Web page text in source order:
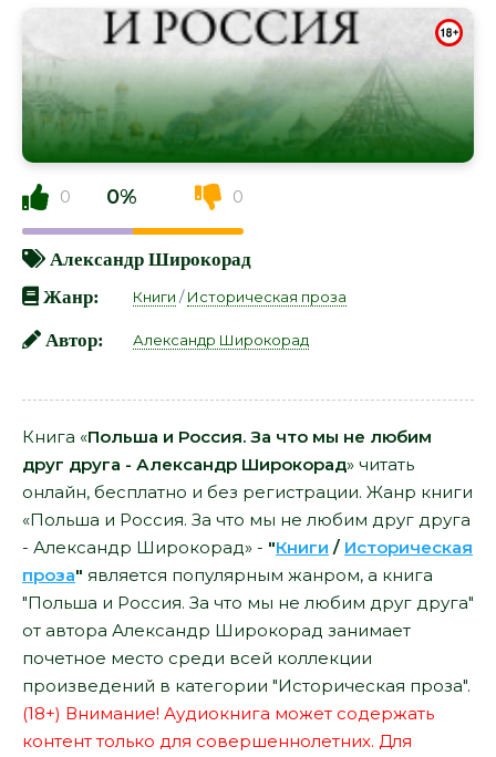
0 0% 0
Александр Широкорад
Жанр:
Книги /Историческая проза
Автор: Александр Широкорад
Книга «Польша и Россия. За что мы не любим
друг друга - Александр Широкорад» читать
онлайн, бесплатно и без регистрации. Жанр книги
«Польша и Россия. За что мы не любим друг друга
- Александр Широкорад» - "Книги / Историческая
проза" является популярным жанром, а книга
"Польша и Россия. За что мы не любим друг друга"
от автора Александр Широкорад занимает
почетное место среди всей коллекции
произведений в категории "Историческая проза".
(18+) Внимание! Аудиокнига может содержать
контент только для совершеннолетних. Для